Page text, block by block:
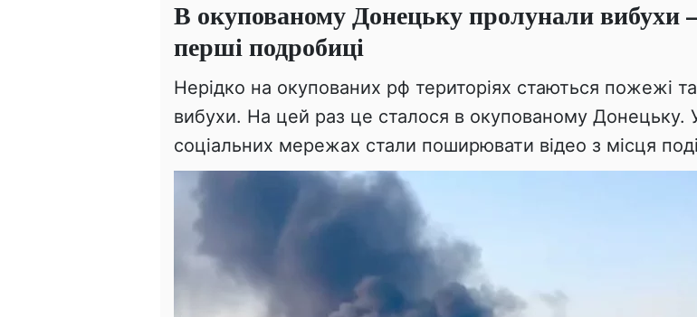
В окупованому Донецьку пролунали вибухи
перші подробиці
Нерідко на окупованих рф територіях стаються пожежі та
вибухи. На цей раз це сталося в окупованому Донецьку.
соціальних мережах стали поширювати відео з місця